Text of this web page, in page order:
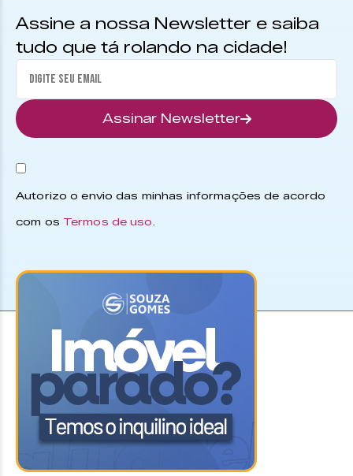
Assine a nossa Newsletter e saiba
tudo que tá rolando na cidade!
Assinar Newsletter
Autorizo o envio das minhas informações de acordo
com os Termos de uso.